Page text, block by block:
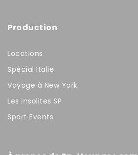
Production
Locations
Spécial Italie
Voyage à New York
Les Insolites SP
Sport Events